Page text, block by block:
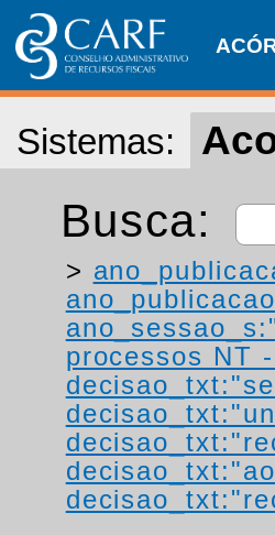
Sistemas:
Busca:
>
processos NT